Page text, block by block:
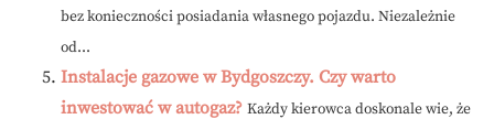
bez konieczności posiadania własnego pojazdu. Niezależnie
od...
Instalacje gazowe w Bydgoszczy. Czy warto
inwestować w autogaz? Każdy kierowca doskonale wie, że